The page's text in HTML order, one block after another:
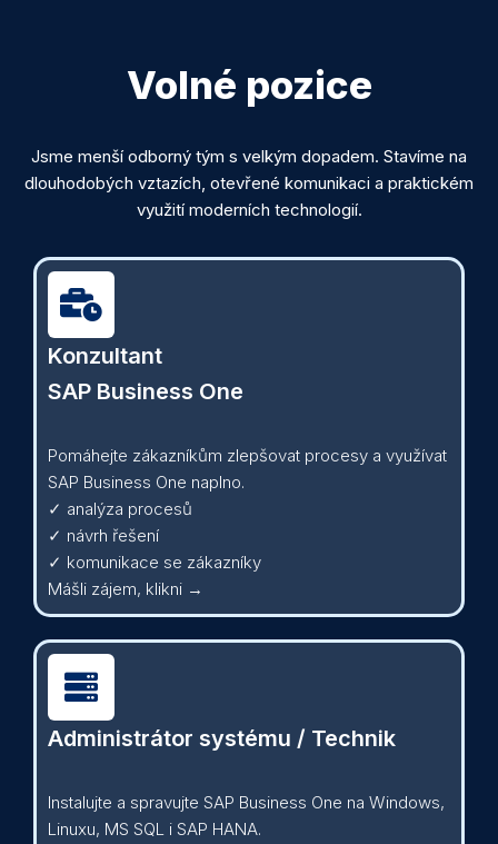
Volné pozice
Jsme menší odborný tým s velkým dopadem. Stavíme na
dlouhodobých vztazích, otevřené komunikaci a praktickém
využití moderních technologií.
Konzultant
SAP Business One
Pomáhejte zákazníkům zlepšovat procesy a využívat
SAP Business One naplno.
✓ analýza procesů
✓ návrh řešení
✓ komunikace se zákazníky
Mášli zájem, klikni →
Administrátor systému / Technik
Instalujte a spravujte SAP Business One na Windows,
Linuxu, MS SQL i SAP HANA.